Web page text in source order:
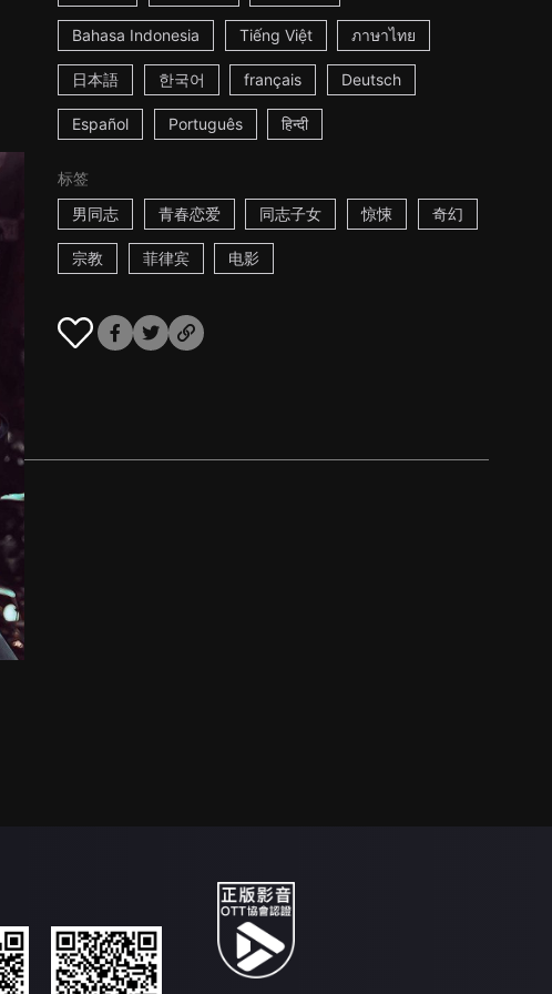
Bahasa Indonesia Tiếng Việt ภาษาไทย
日本語 한국어 français Deutsch
Español Português हिन्दी
标签
男同志
青春恋爱 同志子女 惊悚 奇幻
宗教 菲律宾 电影